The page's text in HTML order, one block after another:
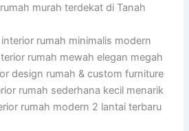
murah terdekat di Tanah
rumah minimalis modern
rumah mewah elegan megah
design rumah & custom furniture
rumah sederhana kecil menarik
rumah modern 2 lantai terbaru